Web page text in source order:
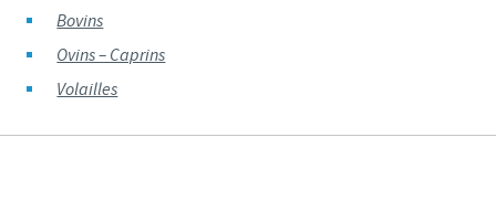
Bovins
Ovins – Caprins
Volailles